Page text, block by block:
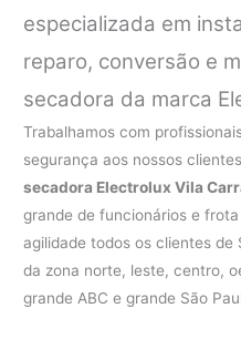
especializada em
reparo, conversão e
secadora da marca
Trabalhamos com
segurança aos nossos
secadora Electrolux Vila
grande de funcionários e
agilidade todos os clientes de
da zona norte, leste, centro,
grande ABC e grande São